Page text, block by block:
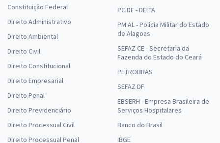
Constituição Federal
Direito Administrativo
Direito Ambiental
Direito Civil
Direito Constitucional
Direito Empresarial
Direito Penal
Direito Previdenciário
Direito Processual Civil
Direito Processual Penal
PC DF - DELTA
PM AL - Polícia Militar do Estado
de Alagoas
SEFAZ CE - Secretaria da
Fazenda do Estado do Ceará
PETROBRAS
SEFAZ DF
EBSERH - Empresa Brasileira de
Serviços Hospitalares
Banco do Brasil
IBGE